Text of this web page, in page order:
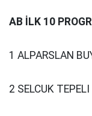
AB İLK 10
1 ALPARSLAN
2 SELCUK